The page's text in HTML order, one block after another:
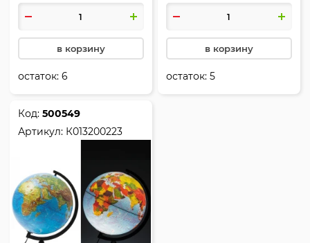
в корзину
остаток:6
Глобен, Ке013200228
в корзину
остаток:5
Код:500549
Артикул: К013200223